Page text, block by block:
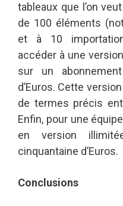
tableaux que l’on
de 100 éléments
et à 10
accéder à une
sur un
d’Euros. Cette
de termes précis
Enfin, pour une
en version
cinquantaine d’Euros.
Conclusions